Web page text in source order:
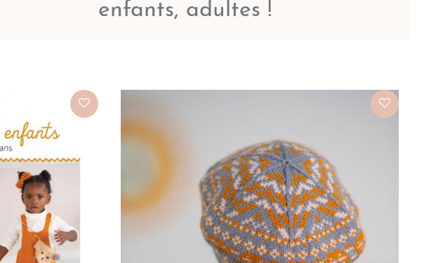
enfants, adultes !